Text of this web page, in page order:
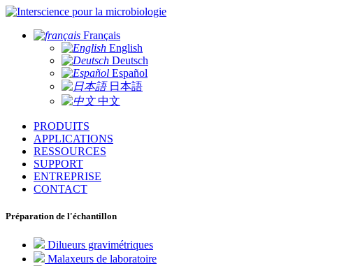
pour la microbiologie
Français
English
Deutsch
Español
日本語
中文
PRODUITS
APPLICATIONS
RESSOURCES
SUPPORT
ENTREPRISE
CONTACT
Préparation de l'échantillon
Dilueurs gravimétriques
Malaxeurs de laboratoire